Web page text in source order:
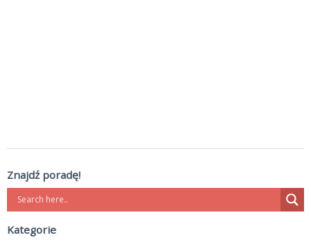
Znajdź poradę!
Kategorie